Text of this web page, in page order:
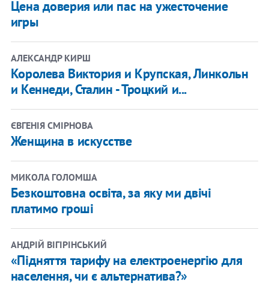
Цена доверия или пас на ужесточение
игры
АЛЕКСАНДР КИРШ
Королева Виктория и Крупская, Линкольн
и Кеннеди, Сталин - Троцкий и...
ЄВГЕНІЯ СМІРНОВА
Женщина в искусстве
МИКОЛА ГОЛОМША
Безкоштовна освіта, за яку ми двічі
платимо гроші
АНДРІЙ ВІГІРІНСЬКИЙ
«Підняття тарифу на електроенергію для
населення, чи є альтернатива?»